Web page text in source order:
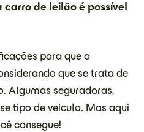
de leilão é possível
para que a
que se trata de
Algumas seguradoras,
tipo de veículo. Mas aqui
consegue!